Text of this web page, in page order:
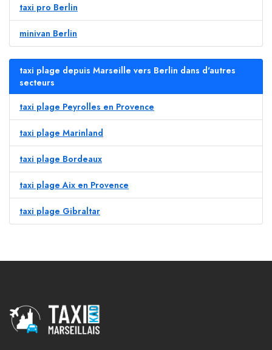
taxi pro Berlin
minivan Berlin
taxi plage depuis Marseille vers Berlin dans d'autres
secteurs
taxi plage Peyrolles en Provence
taxi plage Marinland
taxi plage Bordeaux
taxi plage Aix en Provence
taxi plage Gibraltar